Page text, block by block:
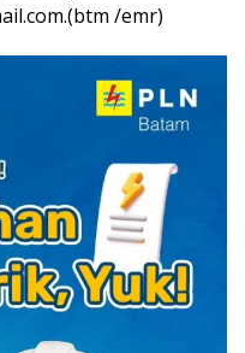
/emr)